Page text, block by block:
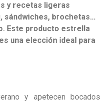
y recetas ligeras
sándwiches, brochetas…
Este producto estrella
una elección ideal para
y apetecen bocados